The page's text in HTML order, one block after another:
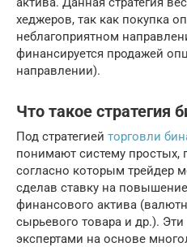
хеджеров, так как покупка
неблагоприятном
финансируется продажей
направлении).
Что такое стратегия
Под стратегией торговли
понимают систему простых,
согласно которым трейдер
сделав ставку на
финансового актива
сырьевого товара и др.).
экспертами на основе